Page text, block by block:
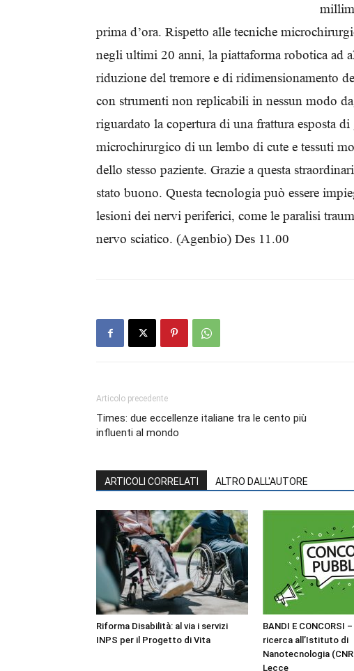
prima d’ora. Rispetto alle tecniche
negli ultimi 20 anni, la piattaforma robotica ad
riduzione del tremore e di ridimensionamento
con strumenti non replicabili in nessun modo
riguardato la copertura di una frattura esposta
microchirurgico di un lembo di cute e tessuti
dello stesso paziente. Grazie a questa
stato buono. Questa tecnologia può essere
lesioni dei nervi periferici, come le paralisi
nervo sciatico. (Agenbio) Des 11.00
Articolo precedente
Times: due eccellenze italiane tra le cento più
influenti al mondo
ARTICOLI CORRELATI ALTRO DALL'AUTORE
Riforma Disabilità: al via i servizi
INPS per il Progetto di Vita
BANDI E CONCORSI
ricerca all’Istituto di
Nanotecnologia
Lecce